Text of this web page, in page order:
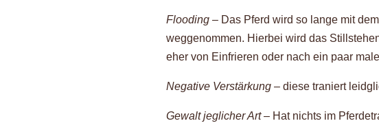
Flooding – Das Pferd wird so lange mit
weggenommen. Hierbei wird das
eher von Einfrieren oder nach ein paar
Negative Verstärkung– diese traniert
Gewalt jeglicher Art– Hat nichts im